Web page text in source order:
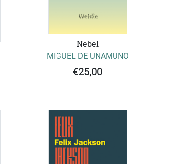
Nebel
MIGUEL DE UNAMUNO
€25,00